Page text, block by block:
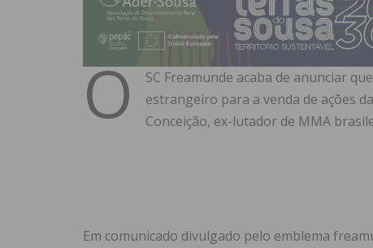
O
SC Freamunde acaba de anunciar
estrangeiro para a venda de ações
Conceição, ex-lutador de MMA
Em comunicado divulgado pelo emblema